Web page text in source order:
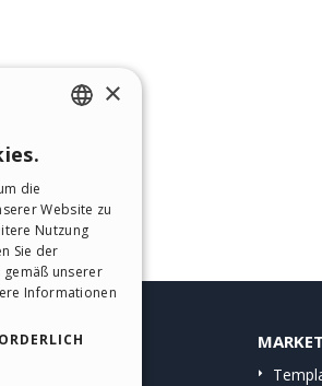
GERMAN
SPANISH
PORTUGUESE
×
die
Website zu
Nutzung
Sie der
gemäß unserer
Informationen